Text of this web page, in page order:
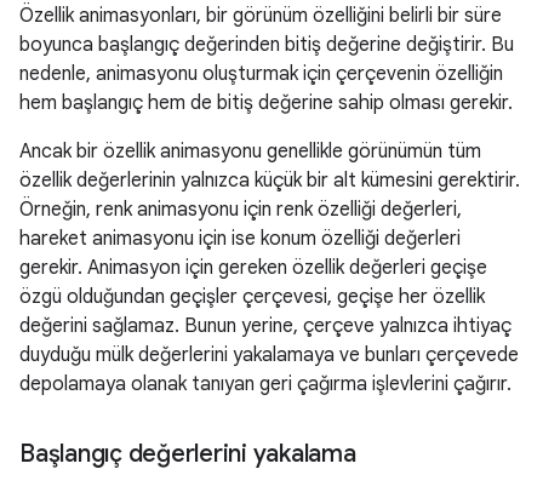
Özellik animasyonları, bir görünüm özelliğini belirli bir süre
boyunca başlangıç değerinden bitiş değerine değiştirir. Bu
nedenle, animasyonu oluşturmak için çerçevenin özelliğin
hem başlangıç hem de bitiş değerine sahip olması gerekir.
Ancak bir özellik animasyonu genellikle görünümün tüm
özellik değerlerinin yalnızca küçük bir alt kümesini gerektirir.
Örneğin, renk animasyonu için renk özelliği değerleri,
hareket animasyonu için ise konum özelliği değerleri
gerekir. Animasyon için gereken özellik değerleri geçişe
özgü olduğundan geçişler çerçevesi, geçişe her özellik
değerini sağlamaz. Bunun yerine, çerçeve yalnızca ihtiyaç
duyduğu mülk değerlerini yakalamaya ve bunları çerçevede
depolamaya olanak tanıyan geri çağırma işlevlerini çağırır.
Başlangıç değerlerini yakalama